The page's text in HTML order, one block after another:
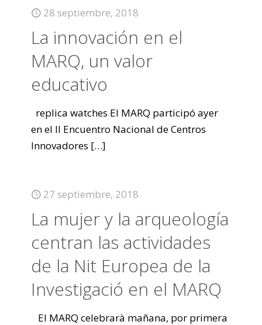
28 septiembre, 2018
La innovación en el
MARQ, un valor
educativo
replica watches El MARQ participó ayer
en el II Encuentro Nacional de Centros
Innovadores […]
27 septiembre, 2018
La mujer y la arqueología
centran las actividades
de la Nit Europea de la
Investigació en el MARQ
El MARQ celebrarà mañana, por primera